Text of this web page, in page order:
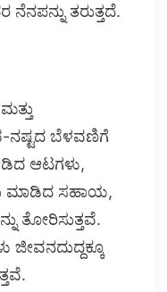
ನೆನಪನ್ನು ತರುತ್ತದೆ.
ನಷ್ಟದ ಬೆಳವಣಿಗೆ
ಆಟಗಳು,
ಮಾಡಿದ ಸಹಾಯ,
ತೋರಿಸುತ್ತವೆ.
ಜೀವನದುದ್ದಕ್ಕೂ